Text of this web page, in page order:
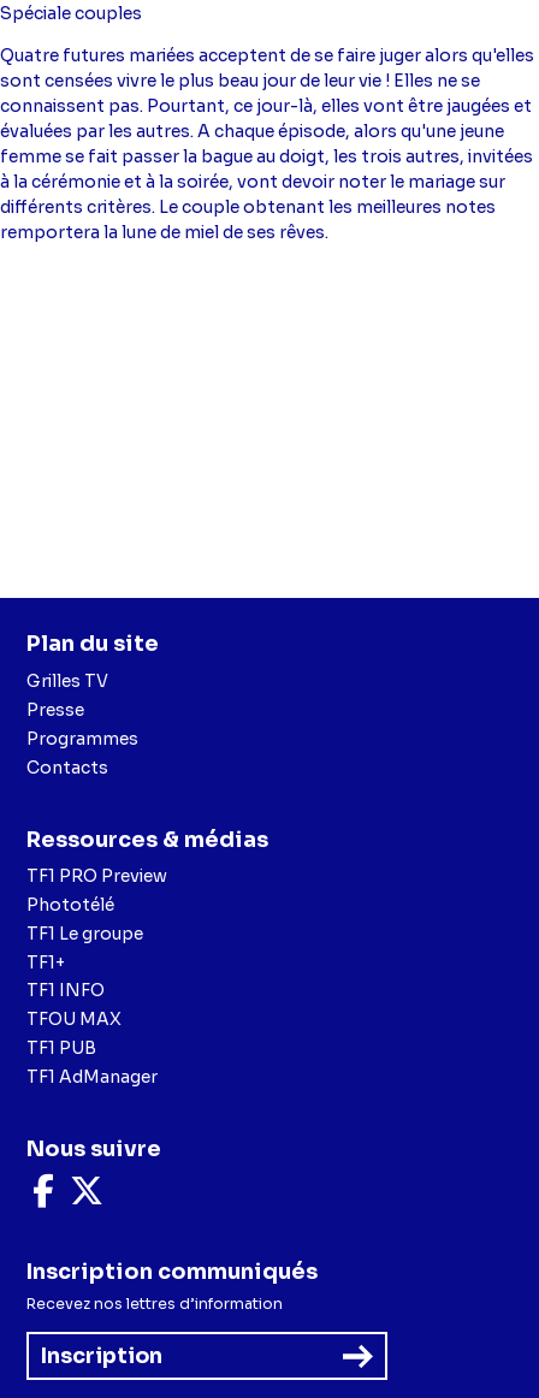
Spéciale couples
Quatre futures mariées acceptent de se faire juger alors qu'elles
sont censées vivre le plus beau jour de leur vie ! Elles ne se
connaissent pas. Pourtant, ce jour-là, elles vont être jaugées et
évaluées par les autres. A chaque épisode, alors qu'une jeune
femme se fait passer la bague au doigt, les trois autres, invitées
à la cérémonie et à la soirée, vont devoir noter le mariage sur
différents critères. Le couple obtenant les meilleures notes
remportera la lune de miel de ses rêves.
Plan du site
Grilles TV
Presse
Programmes
Contacts
Ressources & médias
TF1 PRO Preview
Phototélé
TF1 Le groupe
TF1+
TF1 INFO
TFOU MAX
TF1 PUB
TF1 AdManager
Nous suivre
Nous
suivre
Facebook
X
Inscription communiqués
Recevez nos lettres d’information
Inscription